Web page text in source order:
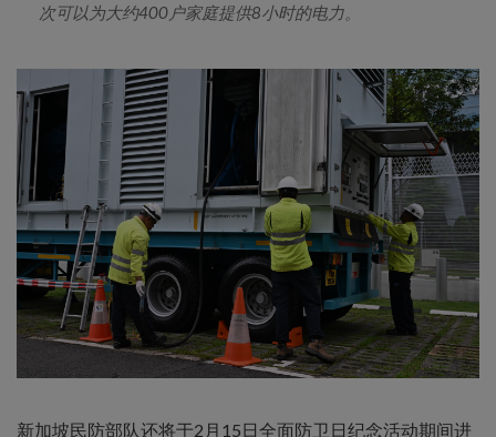
次可以为大约400户家庭提供8小时的电力。
新加坡民防部队还将于2月15日全面防卫日纪念活动期间进